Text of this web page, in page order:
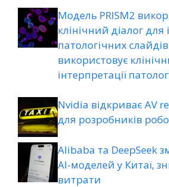
Модель PRISM2
клінічний діалог для
патологічних
використовує
інтерпретації
Nvidia відкриває AV
для розробників
Alibaba та DeepSeek
AI-моделей у Китаї,
витрати